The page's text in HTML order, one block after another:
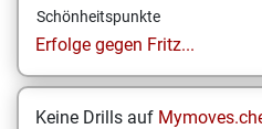
Schönheitspunkte
Erfolge gegen Fritz...
Keine Drills auf